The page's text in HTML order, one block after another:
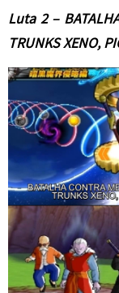
Luta 2 –
TRUNKS XENO,